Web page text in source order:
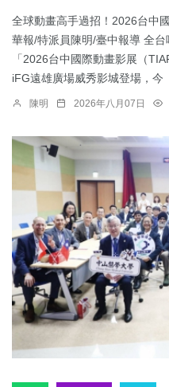
全球動畫高手過招！2026台中
華報/特派員陳明/臺中報導 全
「2026台中國際動畫影展（
iFG遠雄廣場威秀影城登場，今
陳明 2026年八月07日